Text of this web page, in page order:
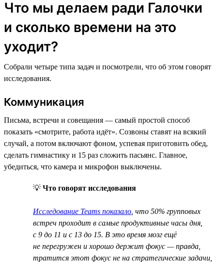
Что мы делаем ради Галочки
и сколько времени на это
уходит?
Собрали четыре типа задач и посмотрели, что об этом говорят
исследования.
Коммуникация
Письма, встречи и совещания — самый простой способ
показать «смотрите, работа идёт». Созвоны ставят на всякий
случай, а потом включают фоном, успевая приготовить обед,
сделать гимнастику и 15 раз сложить пасьянс. Главное,
убедиться, что камера и микрофон выключены.
💡 Что говорят исследования
Исследование Teams показало , что 50% групповых
встреч проходит в самые продуктивные часы дня,
с 9 до 11 и с 13 до 15. В это время мозг ещё
не перегружен и хорошо держит фокус — правда,
тратится этот фокус не на стратегические задачи,